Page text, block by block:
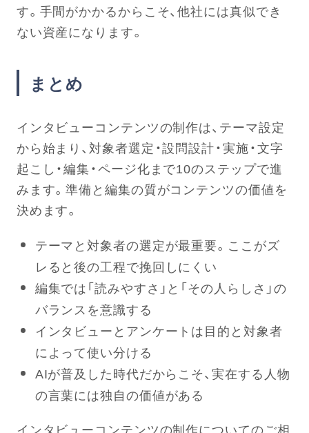
す。手間がかかるからこそ、他社には真似でき
ない資産になります。
まとめ
インタビューコンテンツの制作は、テーマ設定
から始まり、対象者選定・設問設計・実施・文字
起こし・編集・ページ化まで10のステップで進
みます。準備と編集の質がコンテンツの価値を
決めます。
テーマと対象者の選定が最重要。ここがズ
レると後の工程で挽回しにくい
編集では「読みやすさ」と「その人らしさ」の
バランスを意識する
インタビューとアンケートは目的と対象者
によって使い分ける
AIが普及した時代だからこそ、実在する人物
の言葉には独自の価値がある
インタビューコンテンツの制作についてのご相